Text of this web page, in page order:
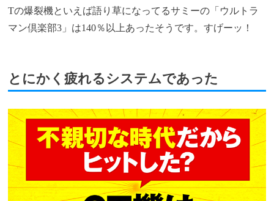
Tの爆裂機といえば語り草になってるサミーの「ウルトラ
マン倶楽部3」は140％以上あったそうです。すげーッ！
とにかく疲れるシステムであった